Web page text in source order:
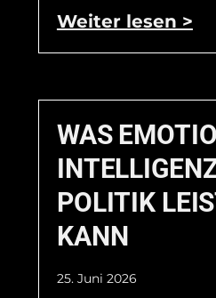
Weiter lesen >
WAS
POLITIK
KANN
25. Juni 2026